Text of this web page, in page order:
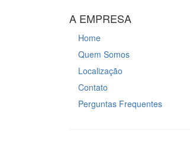
A EMPRESA
Home
Quem Somos
Localização
Contato
Perguntas Frequentes